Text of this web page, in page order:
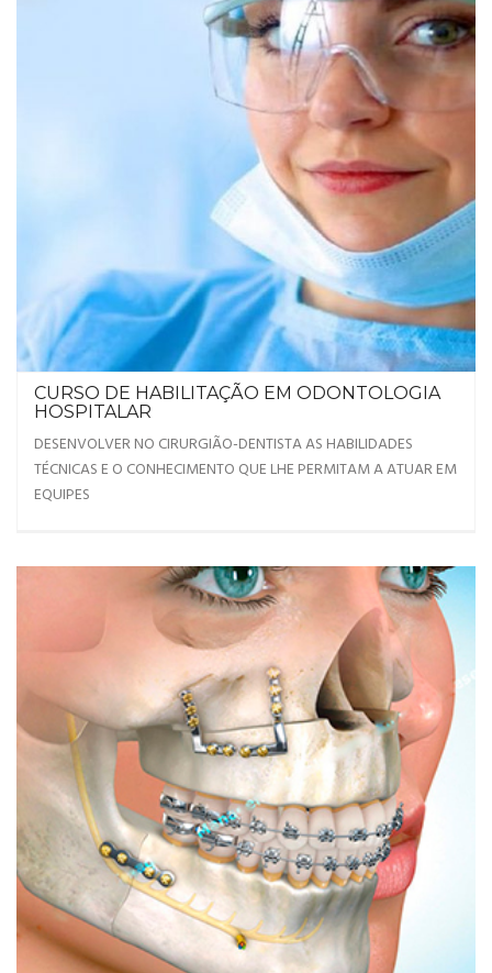
CURSO DE HABILITAÇÃO EM ODONTOLOGIA
HOSPITALAR
DESENVOLVER NO CIRURGIÃO-DENTISTA AS HABILIDADES
TÉCNICAS E O CONHECIMENTO QUE LHE PERMITAM A ATUAR EM
EQUIPES